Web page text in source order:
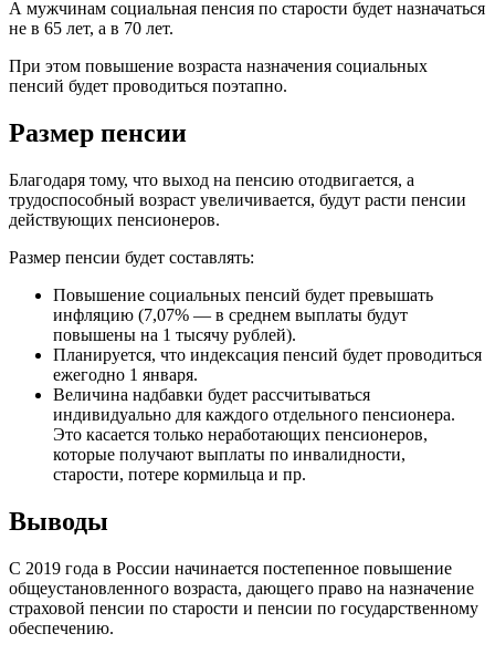
А мужчинам социальная пенсия по старости будет назначаться
не в 65 лет, а в 70 лет.
При этом повышение возраста назначения социальных
пенсий будет проводиться поэтапно.
Размер пенсии
Благодаря тому, что выход на пенсию отодвигается, а
трудоспособный возраст увеличивается, будут расти пенсии
действующих пенсионеров.
Размер пенсии будет составлять:
Повышение социальных пенсий будет превышать
инфляцию (7,07% — в среднем выплаты будут
повышены на 1 тысячу рублей).
Планируется, что индексация пенсий будет проводиться
ежегодно 1 января.
Величина надбавки будет рассчитываться
индивидуально для каждого отдельного пенсионера.
Это касается только неработающих пенсионеров,
которые получают выплаты по инвалидности,
старости, потере кормильца и пр.
Выводы
С 2019 года в России начинается постепенное повышение
общеустановленного возраста, дающего право на назначение
страховой пенсии по старости и пенсии по государственному
обеспечению.